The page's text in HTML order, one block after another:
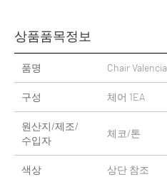
상품품목정보
품명 Chair Valencia
구성 체어 1EA
원산지/제조/
수입자
체코/톤
색상 상단 참조